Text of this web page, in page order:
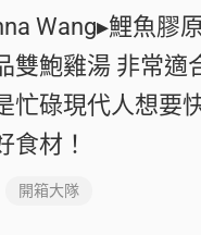
Wang▸鯉魚膠
雙鮑雞湯 非常適
忙碌現代人想要
食材！
開箱大隊